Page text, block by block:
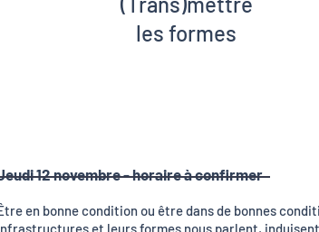
les formes
12 novembre - horaire à confirmer
en bonne condition ou être dans de bonnes
et leurs formes nous parlent,